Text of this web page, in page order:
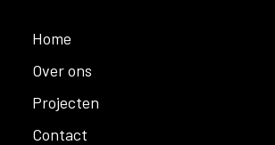
Home
Over ons
Projecten
Contact